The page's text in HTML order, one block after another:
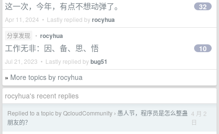
这一次，今年，有点不想动弹了。
Apr 11, 2024 • Lastly replied byrocyhua
32
分享发现 • rocyhua
工作无非：因、备、思、悟
Jul 21, 2023 • Lastly replied bybug51
10
» More topics by rocyhua
rocyhua's recent replies
Replied to a topic by QcloudCommunity › 愚人节，程序员是怎么整蛊
朋友的？
4 月 2
日